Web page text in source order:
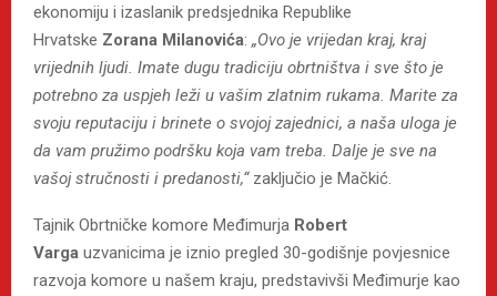
ekonomiju i izaslanik predsjednika Republike
Hrvatske Zorana Milanovića: „Ovo je vrijedan kraj, kraj
vrijednih ljudi. Imate dugu tradiciju obrtništva i sve što je
potrebno za uspjeh leži u vašim zlatnim rukama. Marite za
svoju reputaciju i brinete o svojoj zajednici, a naša uloga je
da vam pružimo podršku koja vam treba. Dalje je sve na
vašoj stručnosti i predanosti,“ zaključio je Mačkić.
Tajnik Obrtničke komore Međimurja Robert
Varga uzvanicima je iznio pregled 30-godišnje povjesnice
razvoja komore u našem kraju, predstavivši Međimurje kao